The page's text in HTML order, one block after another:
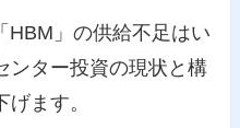
HBM」の供給不足はい
ンター投資の現状と構
ます。